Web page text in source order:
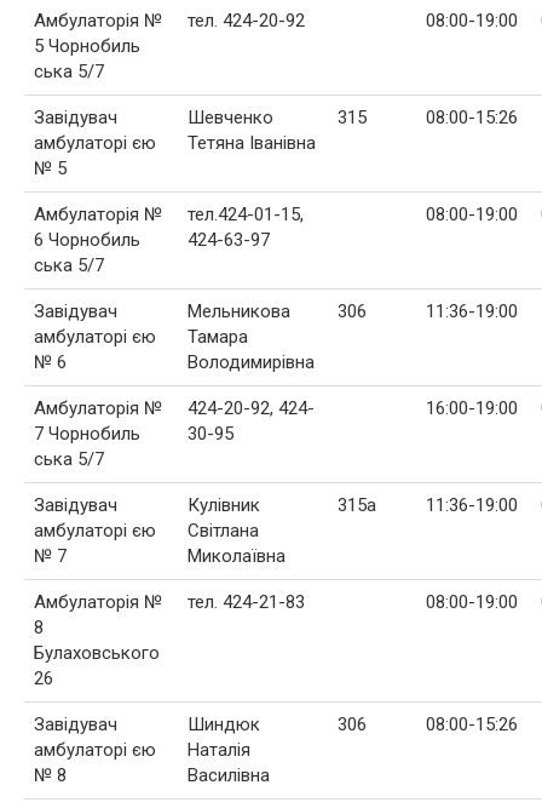
Амбулаторія №
5 Чорнобиль
ська 5/7
тел. 424-20-92 08:00-19:00
Завідувач
амбулаторі єю
№ 5
Шевченко
Тетяна Іванівна
315 08:00-15:26
Амбулаторія №
6 Чорнобиль
ська 5/7
тел.424-01-15,
424-63-97
08:00-19:00
Завідувач
амбулаторі єю
№ 6
Мельникова
Тамара
Володимирівна
306 11:36-19:00
Амбулаторія №
7 Чорнобиль
ська 5/7
424-20-92, 424-
30-95
16:00-19:00
Завідувач
амбулаторі єю
№ 7
Кулівник
Світлана
Миколаївна
315a 11:36-19:00
Амбулаторія №
8
Булаховського
26
тел. 424-21-83 08:00-19:00
Завідувач
амбулаторі єю
№ 8
Шиндюк
Наталія
Василівна
306 08:00-15:26